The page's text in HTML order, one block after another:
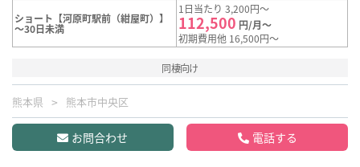
ショート【河原町駅前（紺屋町）】
～30日未満
1日当たり 3,200円～
112,500 円/月～
初期費用他 16,500円～
同棲向け
熊本県 熊本市中央区
お問合わせ 電話する